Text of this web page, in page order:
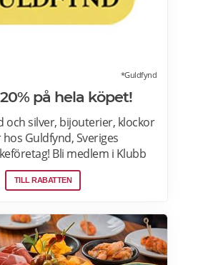
*Guldfynd
på hela köpet!
och silver, bijouterier, klockor
Guldfynd, Sveriges
Bli medlem i Klubb
15% rabatt på ditt första köp
om Gulfynds erbjudanden
TILL RABATTEN